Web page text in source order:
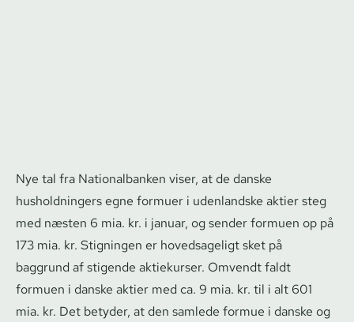
Nye tal fra Nationalbanken viser, at de danske
husholdningers egne formuer i udenlandske aktier steg
med næsten 6 mia. kr. i januar, og sender formuen op på
173 mia. kr. Stigningen er hovedsageligt sket på
baggrund af stigende aktiekurser. Omvendt faldt
formuen i danske aktier med ca. 9 mia. kr. til i alt 601
mia. kr. Det betyder, at den samlede formue i danske og